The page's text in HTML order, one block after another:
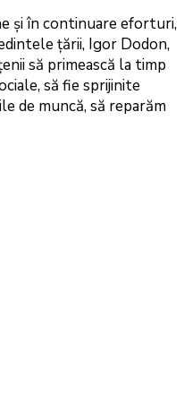
și în continuare eforturi,
țării, Igor Dodon,
să primească la timp
să fie sprijinite
de muncă, să reparăm